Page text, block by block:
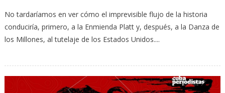
No tardaríamos en ver cómo el imprevisible flujo de la historia
conduciría, primero, a la Enmienda Platt y, después, a la Danza de
los Millones, al tutelaje de los Estados Unidos....